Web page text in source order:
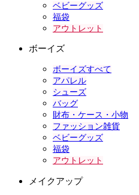
ベビーグッズ
福袋
アウトレット
ボーイズ
ボーイズすべて
アパレル
シューズ
バッグ
財布・ケース・小物
ファッション雑貨
ベビーグッズ
福袋
アウトレット
メイクアップ